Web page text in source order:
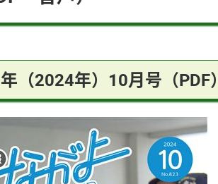
（2024年）10月号（PDF）